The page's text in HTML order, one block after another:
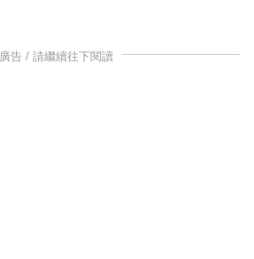
廣告 / 請繼續往下閱讀